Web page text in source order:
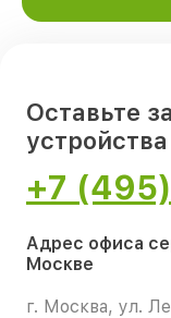
Оставьте
+7
Адрес офиса
Москве
г. Москва, ул.